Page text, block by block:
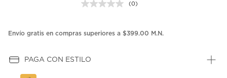
Sin
en
(0)
Envío gratis en compras superiores a $399.00 M.N.
PAGA CON ESTILO